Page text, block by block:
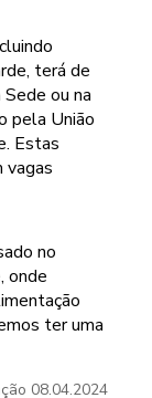
terá de
ou na
pela União
Estas
vagas
no
onde
ter uma
08.04.2024